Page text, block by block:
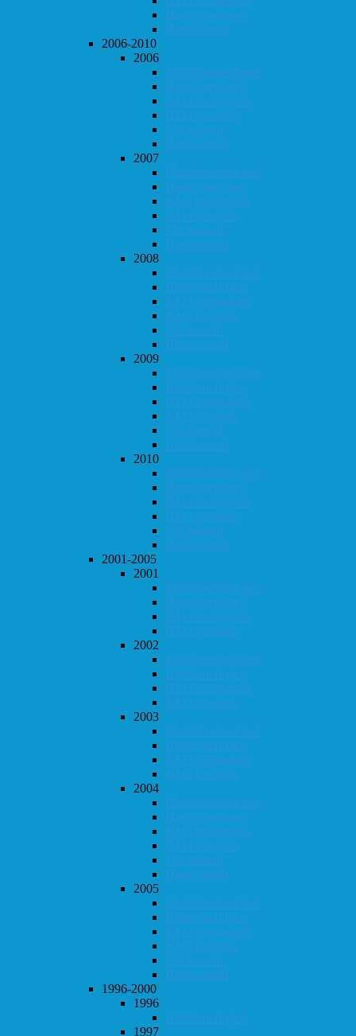
Høstturneringen
Høst-konrad
2006-2010
2006
Klubbmesterskapet
Høstturneringen
KM i hurtigsjakk
KM i lynsjakk
Vår-konrad
Høst-konrad
2007
Klubbmesterskapet
Høstturneringen
KM i hurtigsjakk
KM i lynsjakk
Vår-konrad
Høst-konrad
2008
Klubbmesterskapet
Høstturneringen
KM i hurtigsjakk
KM i lynsjakk
Vår-konrad
Høst-konrad
2009
Klubbmesterskapet
Høstturneringen
KM i hurtigsjakk
KM i lynsjakk
Vår-konrad
Høst-konrad
2010
Klubbmesterskapet
Høstturneringen
KM i hurtigsjakk
KM i lynsjakk
Vår-konrad
Høst-konrad
2001-2005
2001
Klubbmesterskapet
Høstturneringen
KM i hurtigsjakk
KM i lynsjakk
2002
Klubbmesterskapet
Høstturneringen
KM i hurtigsjakk
KM i lynsjakk
2003
Klubbmesterskapet
Høstturneringen
KM i hurtigsjakk
KM i lynsjakk
2004
Klubbmesterskapet
Høstturneringen
KM i hurtigsjakk
KM i lynsjakk
Vår-konrad
Høst-konrad
2005
Klubbmesterskapet
Høstturneringen
KM i hurtigsjakk
KM i lynsjakk
Vår-konrad
Høst-konrad
1996-2000
1996
Høstturneringen
1997